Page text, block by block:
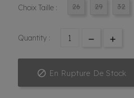
Choix Taille : 26 29 32
Quantity :
 En Rupture De Stock